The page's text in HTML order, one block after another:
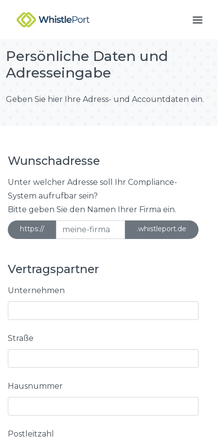
Persönliche Daten und
Adresseingabe
Geben Sie hier Ihre Adress- und Accountdaten ein.
Wunschadresse
Unter welcher Adresse soll Ihr Compliance-
System aufrufbar sein?
Bitte geben Sie den Namen Ihrer Firma ein.
https:// .whistleport.de
Vertragspartner
Unternehmen
Straße
Hausnummer
Postleitzahl